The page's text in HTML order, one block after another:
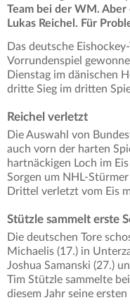
Team bei der WM.
Lukas Reichel. Für
Das deutsche
Vorrundenspiel
Dienstag im dänischen
dritte Sieg im dritten
Reichel verletzt
Die Auswahl von
auch vorn der harten
hartnäckigen Loch im
Sorgen um NHL-
Drittel verletzt vom Eis
Stützle sammelt erste
Die deutschen Tore
Michaelis (17.) in
Joshua Samanski (27.)
Tim Stützle sammelte
diesem Jahr seine